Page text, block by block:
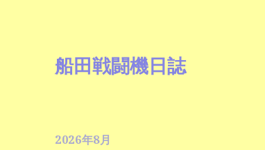
船田戦闘機日誌
2026年8月